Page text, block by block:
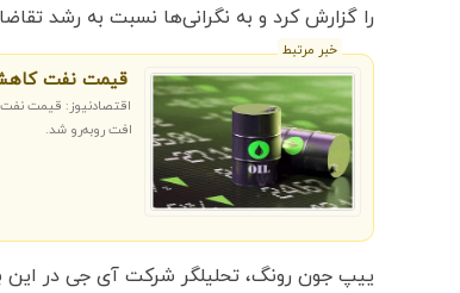
را گزارش کرد و به نگرانی‌ها نسبت به رشد
خبر مرتبط
قیمت نفت
اقتصادنیوز: قیمت
افت روبه‌رو شد.
ییپ جون رونگ، تحلیلگر شرکت آی جی در